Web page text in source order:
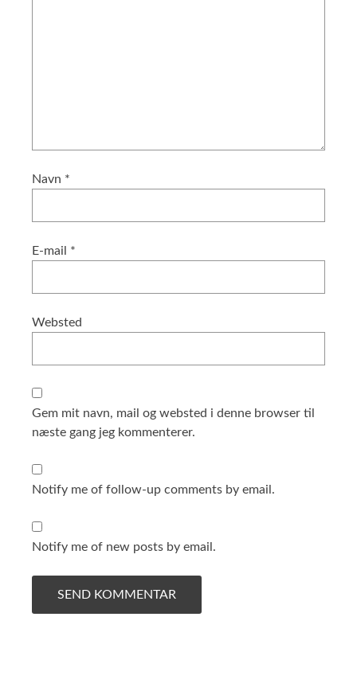
Navn *
E-mail *
Websted
Gem mit navn, mail og websted i denne browser til
næste gang jeg kommenterer.
Notify me of follow-up comments by email.
Notify me of new posts by email.